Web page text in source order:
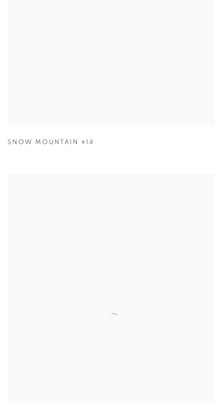
SNOW MOUNTAIN #14